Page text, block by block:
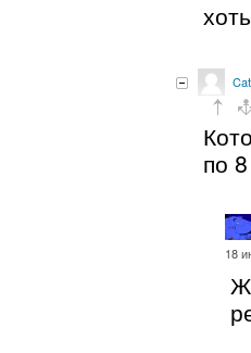
по
18